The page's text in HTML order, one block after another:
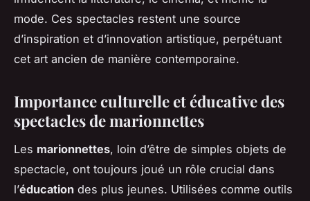
mode. Ces spectacles restent une source
d’inspiration et d’innovation artistique, perpétuant
cet art ancien de manière contemporaine.
Importance culturelle et éducative des
spectacles de marionnettes
Les marionnettes, loin d’être de simples objets de
spectacle, ont toujours joué un rôle crucial dans
l’éducation des plus jeunes. Utilisées comme outils